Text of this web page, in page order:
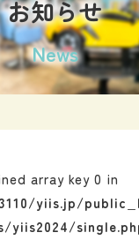
お知らせ
News
array key 0 in
yiis.jp/
yiis2024/